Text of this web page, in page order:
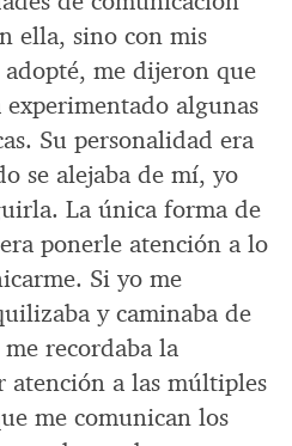
ella, sino con mis
me dijeron que
algunas
Su personalidad era
se alejaba de mí, yo
La única forma de
ponerle atención a lo
Si yo me
y caminaba de
recordaba la
atención a las múltiples
me comunican los